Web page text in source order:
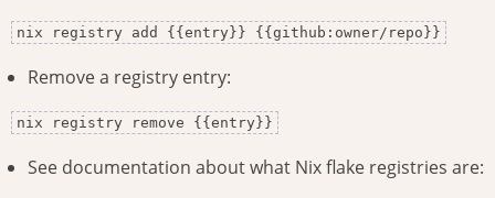
nix registry add {{entry}} {{github:owner/repo}}
Remove a registry entry:
nix registry remove {{entry}}
See documentation about what Nix flake registries are: